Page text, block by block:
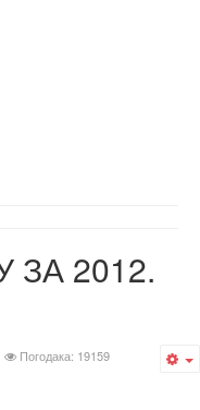
2012.
Погодака: 19159